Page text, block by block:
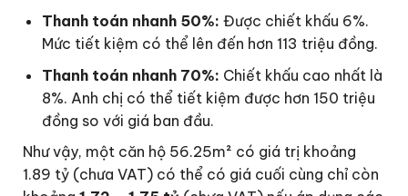
Thanh toán nhanh 50%: Được chiết khấu 6%.
Mức tiết kiệm có thể lên đến hơn 113 triệu đồng.
Thanh toán nhanh 70%: Chiết khấu cao nhất là
8%. Anh chị có thể tiết kiệm được hơn 150 triệu
đồng so với giá ban đầu.
Như vậy, một căn hộ 56.25m² có giá trị khoảng
1.89 tỷ (chưa VAT) có thể có giá cuối cùng chỉ còn